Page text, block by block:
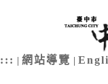
要
::: |網站導覽 |